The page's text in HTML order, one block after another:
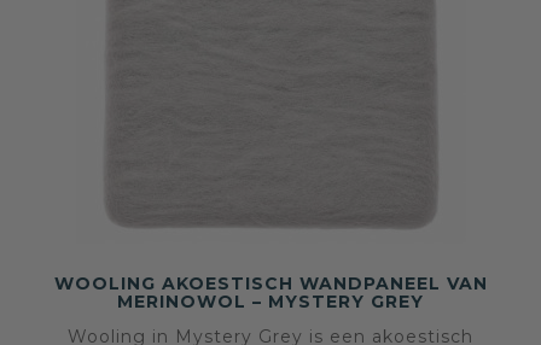
WOOLING AKOESTISCH WANDPANEEL VAN
MERINOWOL – MYSTERY GREY
Wooling in Mystery Grey is een akoestisch